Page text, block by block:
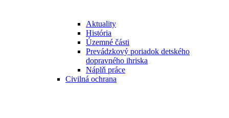
Aktuality
História
Územné části
Prevádzkový poriadok detského
dopravného ihriska
Náplň práce
Civilná ochrana